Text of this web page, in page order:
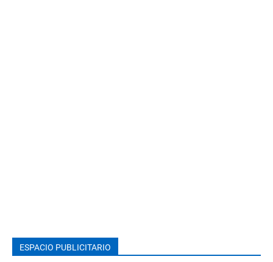
ESPACIO PUBLICITARIO